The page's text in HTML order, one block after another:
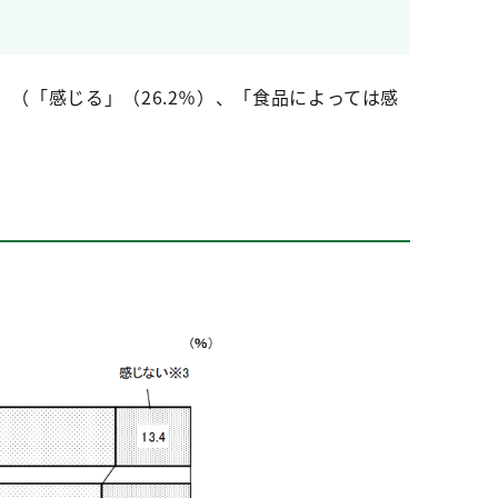
「感じる」（26.2％）、「食品によっては感